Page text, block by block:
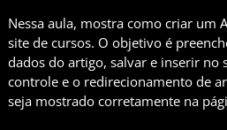
Nessa aula, mostra como criar um
site de cursos. O objetivo é
dados do artigo, salvar e inserir no
controle e o redirecionamento de
seja mostrado corretamente na